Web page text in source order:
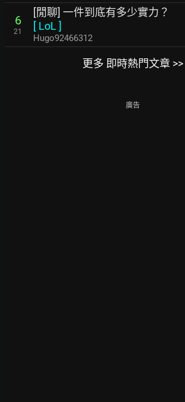
6
21
[閒聊] 一件到底有多少實力？
[ LoL ]
Hugo92466312
更多 即時熱門文章 >>
廣告